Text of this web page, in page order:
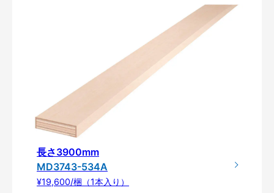
長さ3900mm
MD3743-534A
¥19,600/梱（1本入り）